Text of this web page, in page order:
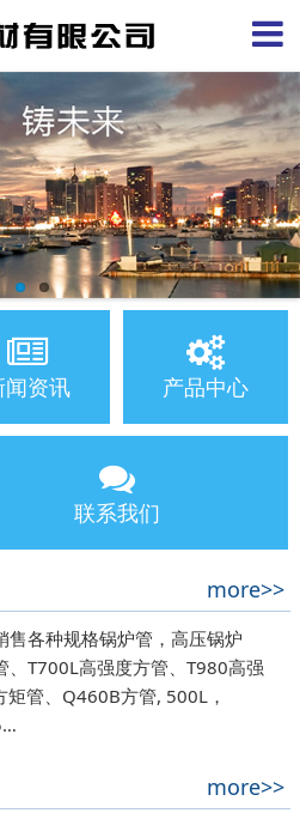
闻资讯 产品中心
联系我们
more>>
售各种规格锅炉管，高压锅炉
、T700L高强度方管、T980高强
管、Q460B方管, 500L，
more>>